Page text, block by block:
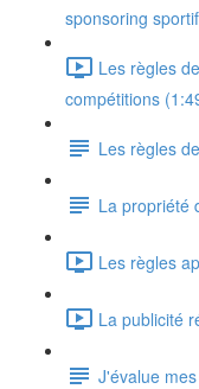
sponsoring
Les règles
compétitions
Les règles
La propriété
Les règles
La publicité
J'évalue